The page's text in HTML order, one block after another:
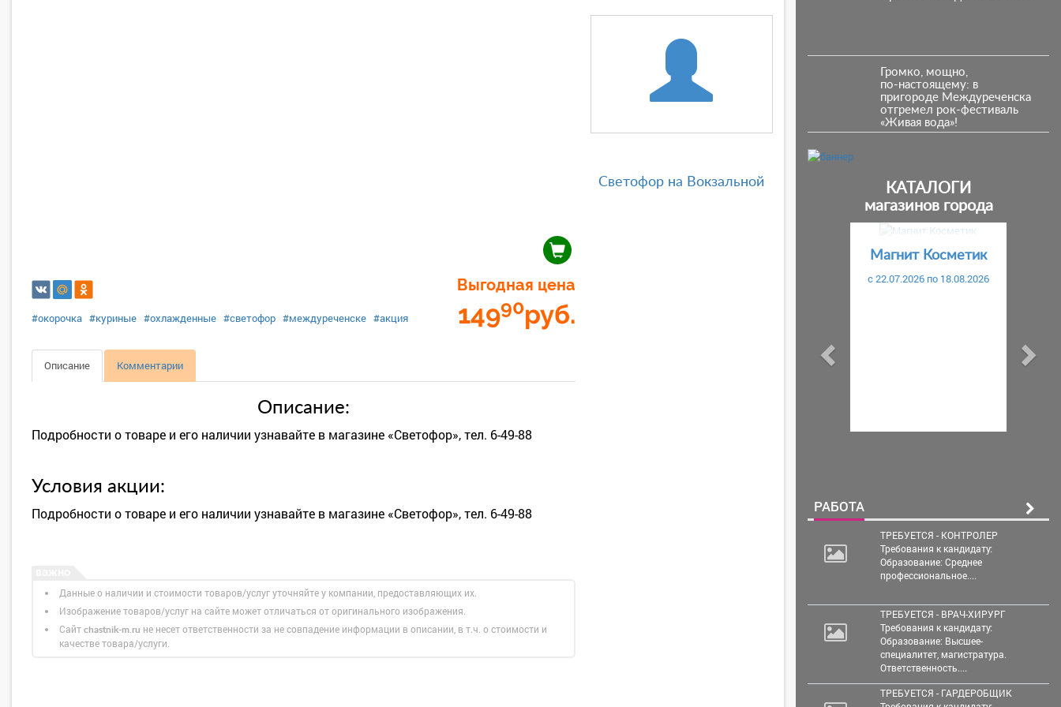
Выгодная цена
14990руб.
#окорочка #куриные #охлажденные #светофор #междуреченске #акция
Описание Комментарии
Описание:
Подробности о товаре и его наличии узнавайте в магазине «Светофор», тел. 6-49-88
Условия акции:
Подробности о товаре и его наличии узнавайте в магазине «Светофор», тел. 6-49-88
Данные о наличии и стоимости товаров/услуг уточняйте у компании, предоставляющих их.
Изображение товаров/услуг на сайте может отличаться от оригинального изображения.
Сайт chastnik-m.ru не несет ответственности за не совпадение информации в описании, в т.ч. о стоимости и
качестве товара/услуги.
Светофор на Вокзальной
Громко, мощно,
по‑настоящему: в
пригороде Междуреченска
отгремел рок‑фестиваль
«Живая вода»!
КАТАЛОГИ
магазинов города
Магнит Косметик
c 22.07.2026 по 18.08.2026
Предыдущий
РАБОТА
ТРЕБУЕТСЯ - КОНТРОЛЕР
Требования к кандидату:
Образование: Среднее
профессиональное....
ТРЕБУЕТСЯ - ВРАЧ-ХИРУРГ
Требования к кандидату:
Образование: Высшее-
специалитет, магистратура.
Ответственность....
ТРЕБУЕТСЯ - ГАРДЕРОБЩИК